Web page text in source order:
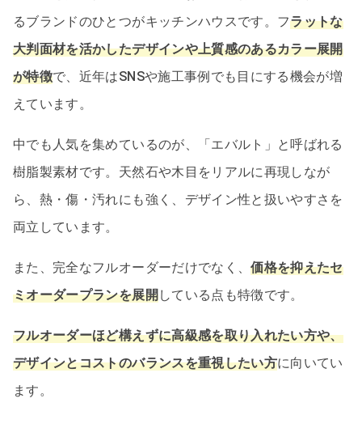
るブランドのひとつがキッチンハウスです。フラットな
大判面材を活かしたデザインや上質感のあるカラー展開
が特徴で、近年はSNSや施工事例でも目にする機会が増
えています。
中でも人気を集めているのが、「エバルト」と呼ばれる
樹脂製素材です。天然石や木目をリアルに再現しなが
ら、熱・傷・汚れにも強く、デザイン性と扱いやすさを
両立しています。
また、完全なフルオーダーだけでなく、価格を抑えたセ
ミオーダープランを展開している点も特徴です。
フルオーダーほど構えずに高級感を取り入れたい方や、
デザインとコストのバランスを重視したい方に向いてい
ます。